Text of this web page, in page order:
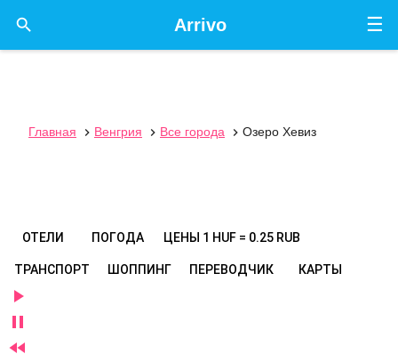
☰
Arrivo

Главная  Венгрия  Все города  Озеро Хевиз
ОТЕЛИ ПОГОДА ЦЕНЫ 1 HUF = 0.25 RUB
ТРАНСПОРТ ШОППИНГ ПЕРЕВОДЧИК КАРТЫ


